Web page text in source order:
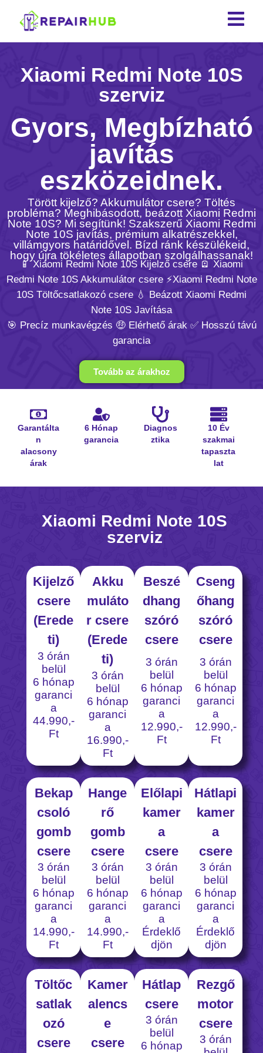
Xiaomi Redmi Note 10S
szerviz
Gyors, Megbízható
javítás
eszközeidnek.
Törött kijelző? Akkumulátor csere? Töltés
probléma? Meghibásodott, beázott Xiaomi Redmi
Note 10S? Mi segítünk! Szakszerű Xiaomi Redmi
Note 10S javítás, prémium alkatrészekkel,
villámgyors határidővel. Bízd ránk készülékeid,
hogy újra tökéletes állapotban szolgálhassanak!
📱 Xiaomi Redmi Note 10S Kijelző csere 🪫 Xiaomi
Redmi Note 10S Akkumulátor csere ⚡️Xiaomi Redmi Note
10S Töltőcsatlakozó csere 💧 Beázott Xiaomi Redmi
Note 10S Javítása
🎯 Precíz munkavégzés 🤑 Elérhető árak ✅ Hosszú távú
garancia
Tovább az árakhoz
Garantálta
n
alacsony
árak
6 Hónap
garancia
Diagnos
ztika
10 Év
szakmai
tapaszta
lat
Xiaomi Redmi Note 10S
szerviz
Kijelző
csere
(Erede
ti)
3 órán
belül
6 hónap
garanci
a
44.990,-
Ft
Akku
muláto
r csere
(Erede
ti)
3 órán
belül
6 hónap
garanci
a
16.990,-
Ft
Beszé
dhang
szóró
csere
3 órán
belül
6 hónap
garanci
a
12.990,-
Ft
Cseng
őhang
szóró
csere
3 órán
belül
6 hónap
garanci
a
12.990,-
Ft
Bekap
csoló
gomb
csere
3 órán
belül
6 hónap
garanci
a
14.990,-
Ft
Hange
rő
gomb
csere
3 órán
belül
6 hónap
garanci
a
14.990,-
Ft
Előlapi
kamer
a
csere
3 órán
belül
6 hónap
garanci
a
Érdeklő
djön
Hátlapi
kamer
a
csere
3 órán
belül
6 hónap
garanci
a
Érdeklő
djön
Töltőc
satlak
ozó
csere
Kamer
alencs
e
csere
Hátlap
csere
3 órán
belül
6 hónap
Rezgő
motor
csere
3 órán